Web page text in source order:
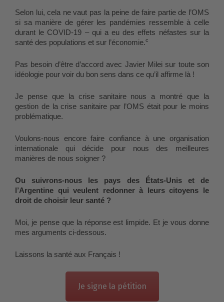
Selon lui, cela ne vaut pas la peine de faire partie de l’OMS
si sa manière de gérer les pandémies ressemble à celle
durant le COVID-19 – qui a eu des effets néfastes sur la
santé des populations et sur l’économie.c
Pas besoin d’être d’accord avec Javier Milei sur toute son
idéologie pour voir du bon sens dans ce qu’il affirme là !
Je pense que la crise sanitaire nous a montré que la
gestion de la crise sanitaire par l’OMS était pour le moins
problématique.
Voulons-nous encore faire confiance à une organisation
internationale qui décide pour nous des meilleures
manières de nous soigner ?
Ou suivrons-nous les pays des États-Unis et de
l’Argentine qui veulent redonner à leurs citoyens le
droit de choisir leur santé ?
Moi, je pense que la réponse est limpide. Et je vous donne
mes arguments ci-dessous.
Laissons la santé aux Français !
Je signe la pétition